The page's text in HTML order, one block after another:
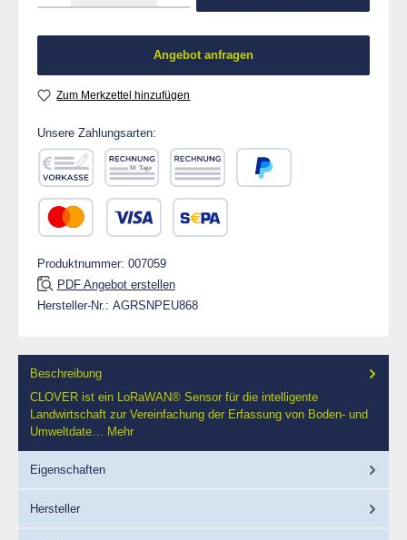
Angebot anfragen
Zum Merkzettel hinzufügen
Unsere Zahlungsarten:
Vorkasse Rechnung 30 Tage
Rechnung
Produktnummer: 007059
PDF Angebot erstellen
Hersteller-Nr.: AGRSNPEU868
Beschreibung
CLOVER ist ein LoRaWAN® Sensor für die intelligente
Landwirtschaft zur Vereinfachung der Erfassung von Boden- und
Umweltdate… Mehr
Eigenschaften
Hersteller